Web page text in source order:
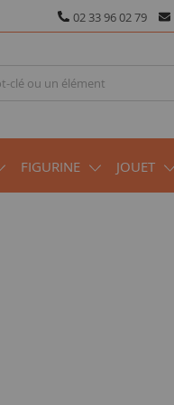
02 33 96 02 79
FIGURINE JOUET